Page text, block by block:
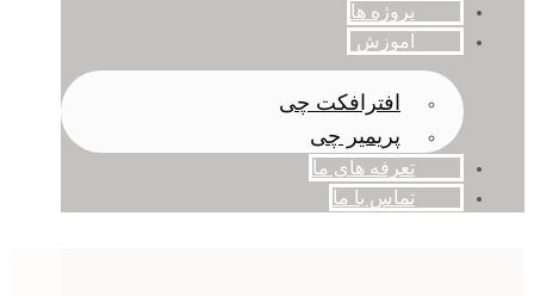
پروژه ها
آموزش
افترافکت چی
پریمیر چی
تعرفه های ما
تماس با ما